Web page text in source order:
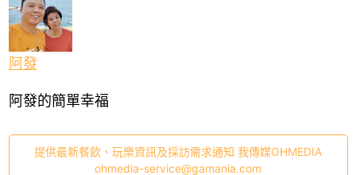
阿發
阿發的簡單幸福
提供最新餐飲、玩樂資訊及採訪需求通知 我傳媒OHMEDIA
ohmedia-service@gamania.com